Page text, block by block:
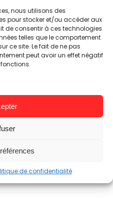
nous utilisons des
pour stocker et/ou accéder aux
de consentir à ces technologies
telles que le comportement
ce site. Le fait de ne pas
peut avoir un effet négatif
de confidentialité